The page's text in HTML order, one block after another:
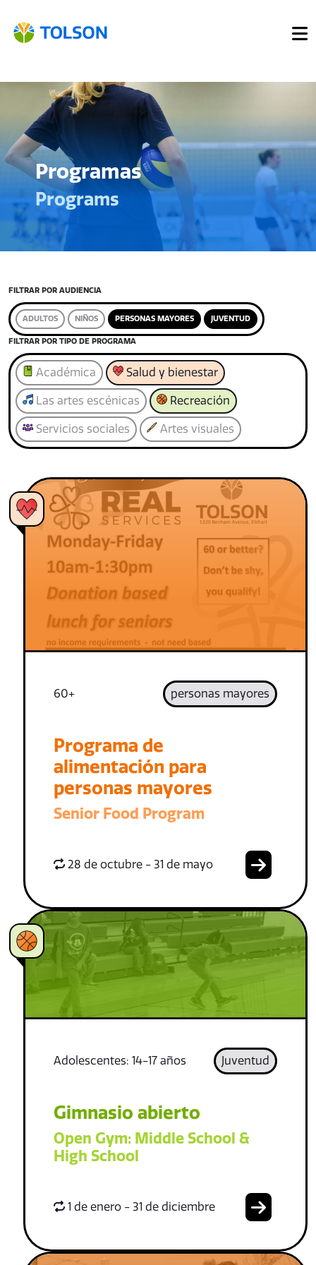
Programas
Programs
FILTRAR POR AUDIENCIA
ADULTOS NIÑOS PERSONAS MAYORES JUVENTUD
FILTRAR POR TIPO DE PROGRAMA
Académica Salud y bienestar
Las artes escénicas Recreación
Servicios sociales Artes visuales
60+ personas mayores
Programa de
alimentación para
personas mayores
Senior Food Program
28 de octubre - 31 de mayo
Adolescentes: 14-17 años Juventud
Gimnasio abierto
Open Gym: Middle School &
High School
1 de enero - 31 de diciembre